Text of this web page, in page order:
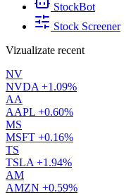
StockBot
Stock Screener
Vizualizate recent
NV
NVDA +1.09%
AA
AAPL +0.60%
MS
MSFT +0.16%
TS
TSLA +1.94%
AM
AMZN +0.59%